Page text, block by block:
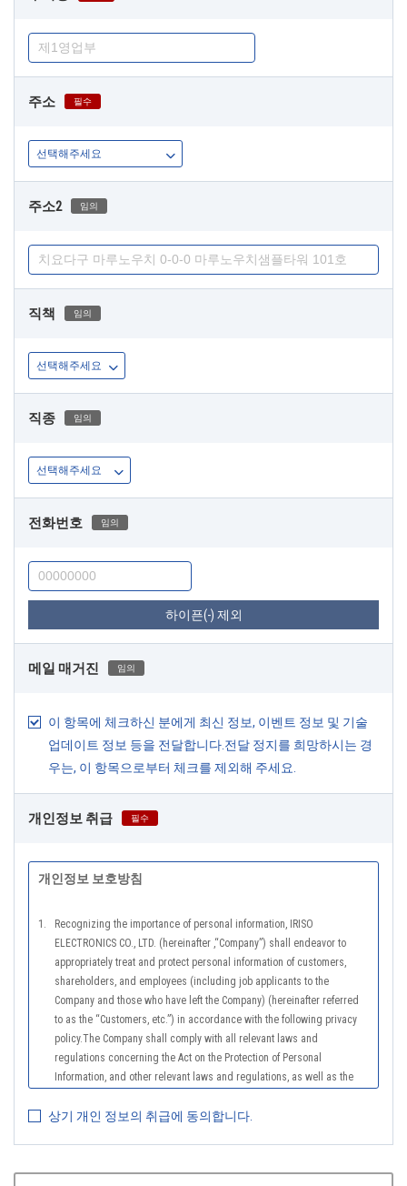
주소 필수
주소2 임의
직책 임의
직종 임의
전화번호 임의
하이픈(-) 제외
메일 매거진 임의
이 항목에 체크하신 분에게 최신 정보, 이벤트 정보 및 기술
업데이트 정보 등을 전달합니다.전달 정지를 희망하시는 경
우는, 이 항목으로부터 체크를 제외해 주세요.
개인정보 취급 필수
개인정보 보호방침
1.
Recognizing the importance of personal information, IRISO
ELECTRONICS CO., LTD. (hereinafter ,“Company”) shall endeavor to
appropriately treat and protect personal information of customers,
shareholders, and employees (including job applicants to the
Company and those who have left the Company) (hereinafter referred
to as the “Customers, etc.”) in accordance with the following privacy
policy.The Company shall comply with all relevant laws and
regulations concerning the Act on the Protection of Personal
Information, and other relevant laws and regulations, as well as the
(General Rules), and other national guidelines for which compliance is
상기 개인 정보의 취급에 동의합니다.